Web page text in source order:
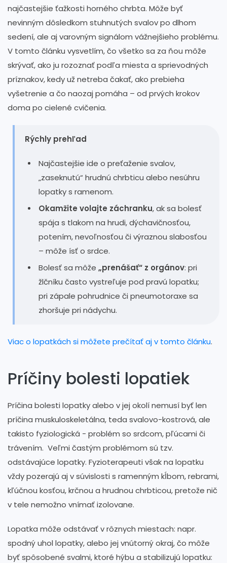
najčastejšie ťažkosti horného chrbta. Môže byť
nevinným dôsledkom stuhnutých svalov po dlhom
sedení, ale aj varovným signálom vážnejšieho problému.
V tomto článku vysvetlím, čo všetko sa za ňou môže
skrývať, ako ju rozoznať podľa miesta a sprievodných
príznakov, kedy už netreba čakať, ako prebieha
vyšetrenie a čo naozaj pomáha – od prvých krokov
doma po cielené cvičenia.
Rýchly prehľad
Najčastejšie ide o preťaženie svalov,
„zaseknutú“ hrudnú chrbticu alebo nesúhru
lopatky s ramenom.
Okamžite volajte záchranku, ak sa bolesť
spája s tlakom na hrudi, dýchavičnosťou,
potením, nevoľnosťou či výraznou slabosťou
– môže ísť o srdce.
Bolesť sa môže „prenášať“ z orgánov: pri
žlčníku často vystreľuje pod pravú lopatku;
pri zápale pohrudnice či pneumotoraxe sa
zhoršuje pri nádychu.
Viac o lopatkách si môžete prečítať aj v tomto článku.
Príčiny bolesti lopatiek
Príčina bolesti lopatky alebo v jej okolí nemusí byť len
príčina muskuloskeletálna, teda svalovo-kostrová, ale
takisto fyziologická - problém so srdcom, pľúcami či
trávením. Veľmi častým problémom sú tzv.
odstávajúce lopatky. Fyzioterapeuti však na lopatku
vždy pozerajú aj v súvislosti s ramenným kĺbom, rebrami,
kľúčnou kosťou, krčnou a hrudnou chrbticou, pretože nič
v tele nemožno vnímať izolovane.
Lopatka môže odstávať v rôznych miestach: napr.
spodný uhol lopatky, alebo jej vnútorný okraj, čo môže
byť spôsobené svalmi, ktoré hýbu a stabilizujú lopatku: